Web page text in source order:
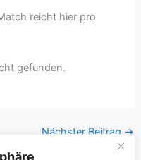
reicht hier pro
gefunden.
Nächster Beitrag →